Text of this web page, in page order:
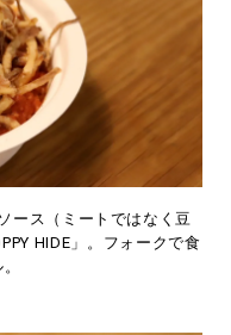
ース（ミートではなく豆
HIDE」。フォークで食